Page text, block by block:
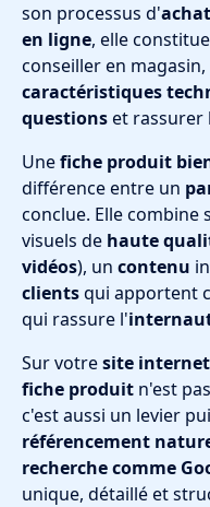
son processus d'achat
en ligne, elle
conseiller en
caractéristiques
questionset rassurer
Unefiche produit
différence entre un
conclue. Elle
visuels de haute
vidéos), un contenu
clientsqui apportent
qui rassure l'
Sur votresite internet
fiche produit n'est
c'est aussi un levier
référencement
recherche comme
unique, détaillé et